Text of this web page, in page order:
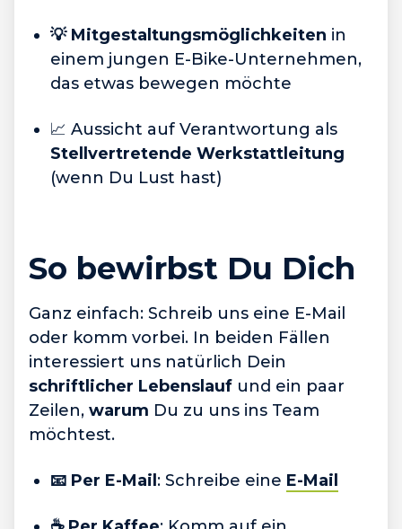
💡 Mitgestaltungsmöglichkeiten in
einem jungen E-Bike-Unternehmen,
das etwas bewegen möchte
📈 Aussicht auf Verantwortung als
Stellvertretende Werkstattleitung
(wenn Du Lust hast)
So bewirbst Du Dich
Ganz einfach: Schreib uns eine E-Mail
oder komm vorbei. In beiden Fällen
interessiert uns natürlich Dein
schriftlicher Lebenslauf und ein paar
Zeilen, warum Du zu uns ins Team
möchtest.
📧 Per E-Mail : Schreibe eine E-Mail